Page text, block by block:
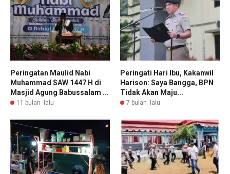
Peringatan Maulid Nabi
Muhammad SAW 1447 H di
Masjid Agung Babussalam ...
11 bulan lalu
Peringati Hari Ibu, Kakanwil
Harison: Saya Bangga, BPN
Tidak Akan Maju...
7 bulan lalu